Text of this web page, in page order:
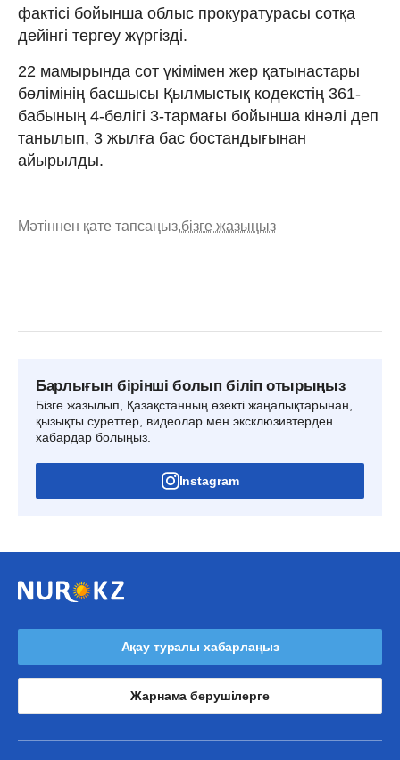
фактісі бойынша облыс прокуратурасы сотқа
дейінгі тергеу жүргізді.
22 мамырында сот үкімімен жер қатынастары
бөлімінің басшысы Қылмыстық кодекстің 361-
бабының 4-бөлігі 3-тармағы бойынша кінәлі деп
танылып, 3 жылға бас бостандығынан
айырылды.
Мәтіннен қате тапсаңыз,бізге жазыңыз
Барлығын бірінші болып біліп отырыңыз
Бізге жазылып, Қазақстанның өзекті жаңалықтарынан,
қызықты суреттер, видеолар мен эксклюзивтерден
хабардар болыңыз.
Instagram
Ақау туралы хабарлаңыз
Жарнама берушілерге